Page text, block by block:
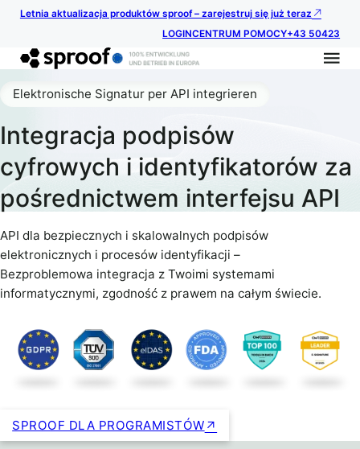
Letnia aktualizacja produktów sproof – zarejestruj się już teraz
LOGINCENTRUM POMOCY+43 50423
Integracja podpisów
cyfrowych i identyfikatorów za
pośrednictwem interfejsu API
Elektronische Signatur per API integrieren
API dla bezpiecznych i skalowalnych podpisów
elektronicznych i procesów identyfikacji –
Bezproblemowa integracja z Twoimi systemami
informatycznymi, zgodność z prawem na całym świecie.
SPROOF DLA PROGRAMISTÓW